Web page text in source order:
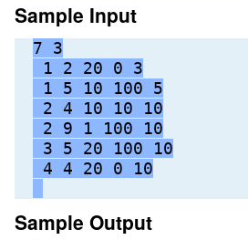
Sample Input
7 3
1 2 20 0 3
1 5 10 100 5
2 4 10 10 10
2 9 1 100 10
3 5 20 100 10
4 4 20 0 10
Sample Output